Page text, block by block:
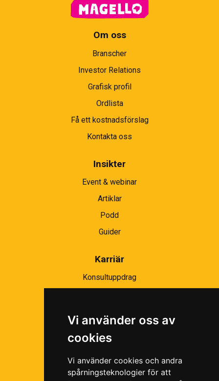
Vi använder oss av
cookies
Vi använder cookies och andra
spårningsteknologier för att
Om oss
Branscher
Investor Relations
Grafisk profil
Ordlista
Få ett kostnadsförslag
Kontakta oss
Insikter
Event & webinar
Artiklar
Podd
Guider
Karriär
Konsultuppdrag
Ramavtal